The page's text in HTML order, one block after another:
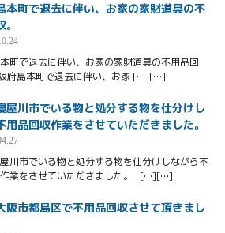
本町で退去に伴い、お家の家財道具の不
町で退去に伴い、お家の家財道具の不用品回
府島本町で退去に伴い、お家 […][…]
屋川市でいる物と処分する物を仕分けし
用品回収作業をさせていただきました。
川市でいる物と処分する物を仕分けしながら不
作業をさせていただきました。 […][…]
阪市都島区で不用品回収させて頂きまし